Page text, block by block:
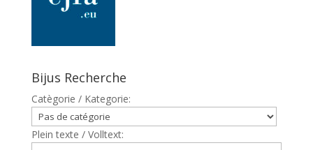
Bijus Recherche
Catègorie / Kategorie:
Plein texte / Volltext: